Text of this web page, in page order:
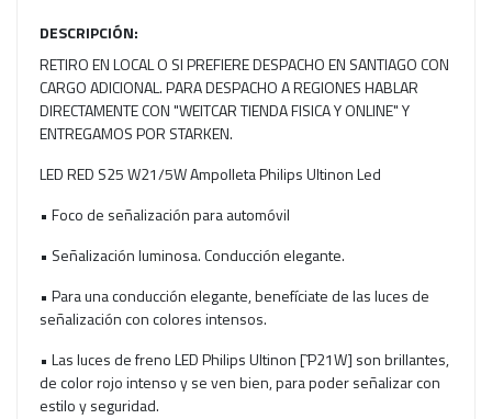
DESCRIPCIÓN:
RETIRO EN LOCAL O SI PREFIERE DESPACHO EN SANTIAGO CON
CARGO ADICIONAL. PARA DESPACHO A REGIONES HABLAR
DIRECTAMENTE CON "WEITCAR TIENDA FISICA Y ONLINE" Y
ENTREGAMOS POR STARKEN.
LED RED S25 W21/5W Ampolleta Philips Ultinon Led
• Foco de señalización para automóvil
• Señalización luminosa. Conducción elegante.
• Para una conducción elegante, benefíciate de las luces de
señalización con colores intensos.
• Las luces de freno LED Philips Ultinon [˜P21W] son brillantes,
de color rojo intenso y se ven bien, para poder señalizar con
estilo y seguridad.